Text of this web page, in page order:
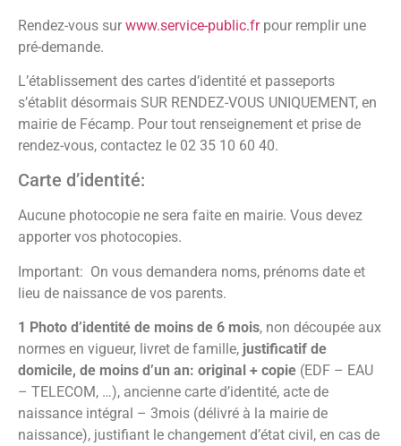
Rendez-vous sur www.service-public.frpour remplir une
pré-demande.
L’établissement des cartes d’identité et passeports
s’établit désormais SUR RENDEZ-VOUS UNIQUEMENT, en
mairie de Fécamp. Pour tout renseignement et prise de
rendez-vous, contactez le 02 35 10 60 40.
Carte d’identité:
Aucune photocopie ne sera faite en mairie. Vous devez
apporter vos photocopies.
Important: On vous demandera noms, prénoms date et
lieu de naissance de vos parents.
1 Photo d’identité de moins de 6 mois, non découpée aux
normes en vigueur, livret de famille, justificatif de
domicile, de moins d’un an: original + copie (EDF – EAU
– TELECOM, …), ancienne carte d’identité, acte de
naissance intégral – 3mois (délivré à la mairie de
naissance), justifiant le changement d’état civil, en cas de